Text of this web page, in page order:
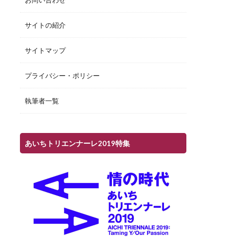
サイトの紹介
サイトマップ
プライバシー・ポリシー
執筆者一覧
あいちトリエンナーレ2019特集